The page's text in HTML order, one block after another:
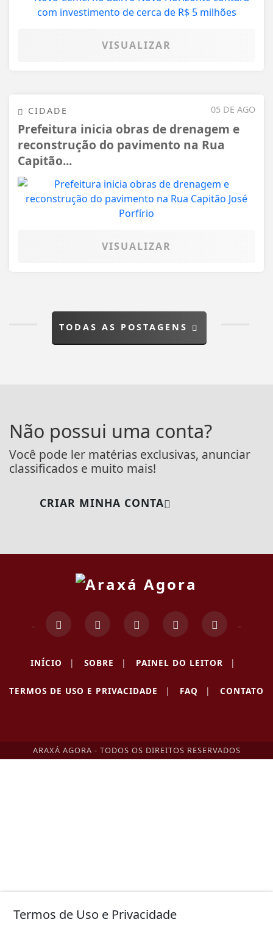
VISUALIZAR
05 DE AGO
CIDADE
Prefeitura inicia obras de drenagem e
reconstrução do pavimento na Rua
Capitão...
VISUALIZAR
TODAS AS POSTAGENS
Não possui uma conta?
Você pode ler matérias exclusivas, anunciar
classificados e muito mais!
CRIAR MINHA CONTA
INÍCIO | SOBRE | PAINEL DO LEITOR |
TERMOS DE USO E PRIVACIDADE | FAQ | CONTATO
ARAXÁ AGORA - TODOS OS DIREITOS RESERVADOS
Termos de Uso e Privacidade